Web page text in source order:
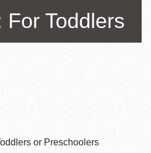
For Toddlers
or Preschoolers